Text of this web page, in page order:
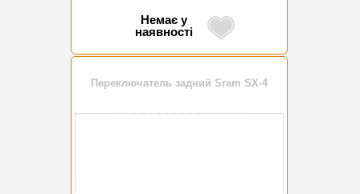
Немає у
наявності
Переключатель задний Sram SX-4